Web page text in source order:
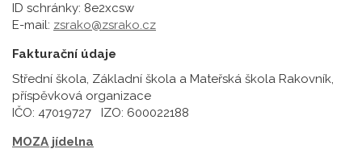
ID schránky: 8e2xcsw
E-mail: zsrako@zsrako.cz
Fakturační údaje
Střední škola, Základní škola a Mateřská škola Rakovník,
příspěvková organizace
IČO: 47019727 IZO: 600022188
MOZA jídelna